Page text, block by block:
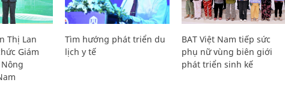
Thị Lan
Giám
Tìm hướng phát triển du
lịch y tế
BAT Việt Nam tiếp sức
phụ nữ vùng biên giới
phát triển sinh kế